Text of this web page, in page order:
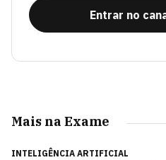
Entrar no
Mais na Exame
INTELIGÊNCIA ARTIFICIAL